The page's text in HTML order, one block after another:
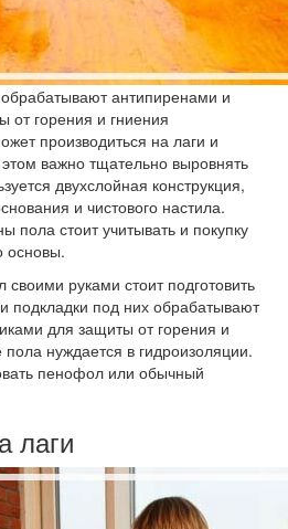
антипиренами и
от горения и гниения
производиться на лаги и
важно тщательно выровнять
двухслойная конструкция,
и чистового настила.
пола стоит учитывать и покупку
основы.
руками стоит подготовить
подкладки под них обрабатывают
для защиты от горения и
нуждается в гидроизоляции.
пенофол или обычный
лаги